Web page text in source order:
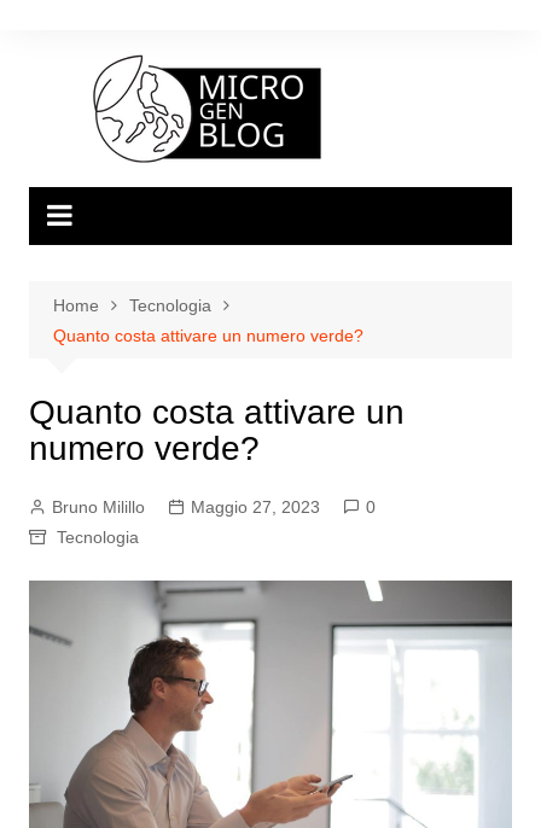
Home
Tecnologia
Quanto costa attivare un numero verde?
Quanto costa attivare un
numero verde?
Bruno Milillo Maggio 27, 2023
0
Tecnologia